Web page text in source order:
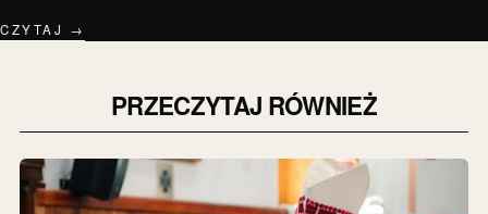
CZYTAJ →
PRZECZYTAJ RÓWNIEŻ